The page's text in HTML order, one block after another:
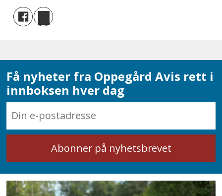
Få nyheter fra Oppegård Avis rett i
innboksen hver dag